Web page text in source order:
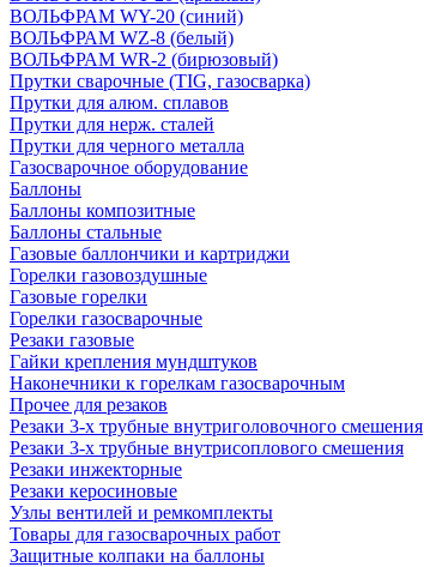
ВОЛЬФРАМ WY-20 (синий)
ВОЛЬФРАМ WZ-8 (белый)
ВОЛЬФРАМ WR-2 (бирюзовый)
Прутки сварочные (TIG, газосварка)
Прутки для алюм. сплавов
Прутки для нерж. сталей
Прутки для черного металла
Газосварочное оборудование
Баллоны
Баллоны композитные
Баллоны стальные
Газовые баллончики и картриджи
Горелки газовоздушные
Газовые горелки
Горелки газосварочные
Резаки газовые
Гайки крепления мундштуков
Наконечники к горелкам газосварочным
Прочее для резаков
Резаки 3-х трубные внутриголовочного смешения
Резаки 3-х трубные внутрисоплового смешения
Резаки инжекторные
Резаки керосиновые
Узлы вентилей и ремкомплекты
Товары для газосварочных работ
Защитные колпаки на баллоны